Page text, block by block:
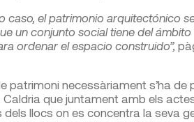
caso, el patrimonio arquitectónico
un conjunto social tiene del
ordenar el espacio construido”,
patrimoni necessàriament s’ha
Caldria que juntament amb els
dels llocs on es concentra la seva